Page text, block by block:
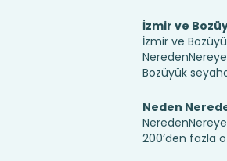
İzmir ve
İzmir ve
Bozüyük
Neden
200’den fazla